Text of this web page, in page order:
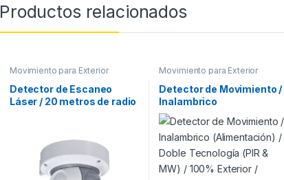
Productos relacionados
Movimiento para Exterior
Detector de Escaneo
Láser / 20 metros de radio
Movimiento para Exterior
Detector de Movimiento /
Inalambrico
(Alimentación) / Doble
Tecnología (PIR & MW) /
100% Exterior / Función
Anti-mascara